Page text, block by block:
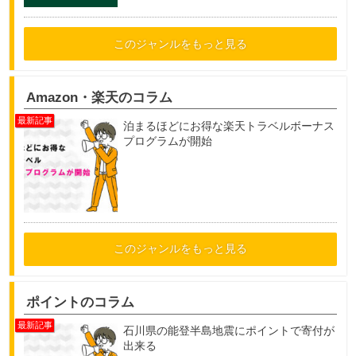
このジャンルをもっと見る
Amazon・楽天のコラム
泊まるほどにお得な楽天トラベルボーナス
プログラムが開始
このジャンルをもっと見る
ポイントのコラム
石川県の能登半島地震にポイントで寄付が
出来る